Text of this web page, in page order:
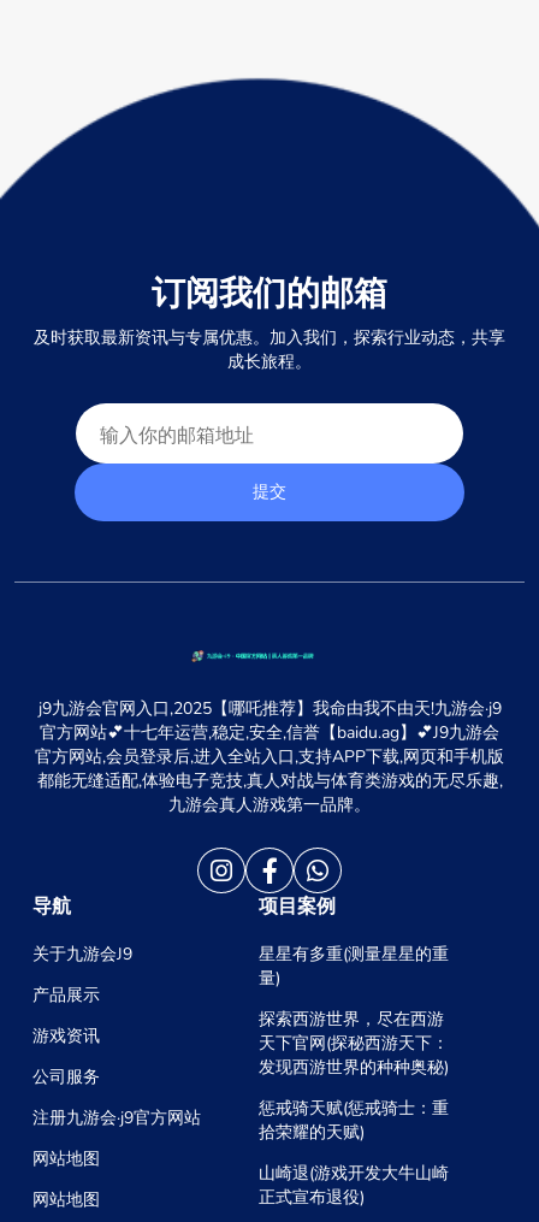
订阅我们的邮箱
及时获取最新资讯与专属优惠。加入我们，探索行业动态，共享
成长旅程。
提交
j9九游会官网入口,2025【哪吒推荐】我命由我不由天!九游会·j9
官方网站💕十七年运营,稳定,安全,信誉【baidu.ag】💕J9九游会
官方网站,会员登录后,进入全站入口,支持APP下载,网页和手机版
都能无缝适配,体验电子竞技,真人对战与体育类游戏的无尽乐趣,
九游会真人游戏第一品牌。
导航
关于九游会J9
产品展示
游戏资讯
公司服务
注册九游会·j9官方网站
网站地图
网站地图
项目案例
星星有多重(测量星星的重
量)
探索西游世界，尽在西游
天下官网(探秘西游天下：
发现西游世界的种种奥秘)
惩戒骑天赋(惩戒骑士：重
拾荣耀的天赋)
山崎退(游戏开发大牛山崎
正式宣布退役)